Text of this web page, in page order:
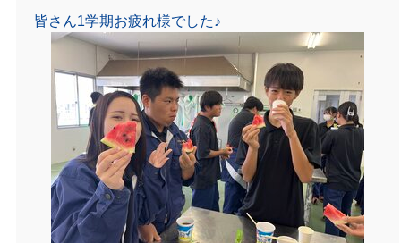
皆さん1学期お疲れ様でした♪